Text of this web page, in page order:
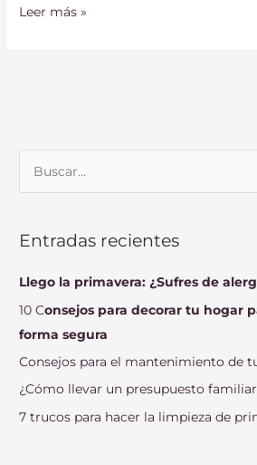
Leer más »
c
r
:
Entradas recientes
Llego la primavera: ¿Sufres de
10 Consejos para decorar tu hogar
forma segura
Consejos para el mantenimiento de
¿Cómo llevar un presupuesto
7 trucos para hacer la limpieza de